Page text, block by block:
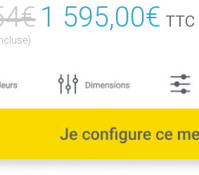
€Le
initial
était :
141,54€.
1 595,00€Le
1
TTC